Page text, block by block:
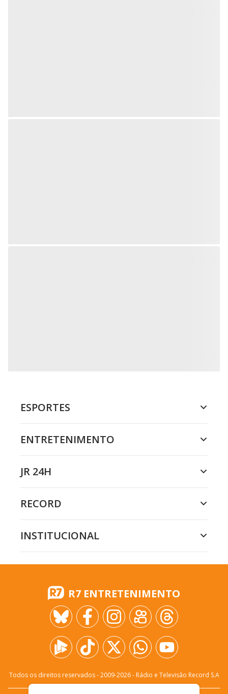
ESPORTES
ENTRETENIMENTO
JR 24H
RECORD
INSTITUCIONAL
R7 ENTRETENIMENTO
Todos os direitos reservados - 2009-2026- Rádio e Televisão Record S.A